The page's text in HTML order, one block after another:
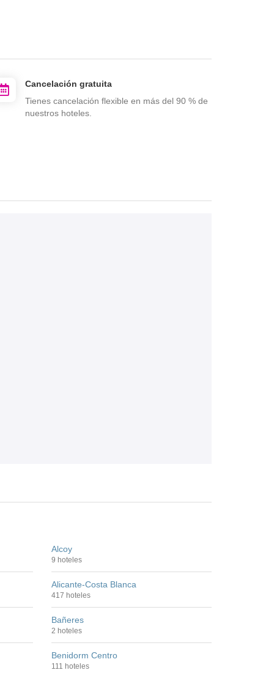
Cancelación gratuita
Tienes cancelación flexible en más del 90 % de
nuestros hoteles.
Alcoy
9 hoteles
Alicante-Costa Blanca
417 hoteles
Bañeres
2 hoteles
Benidorm Centro
111 hoteles